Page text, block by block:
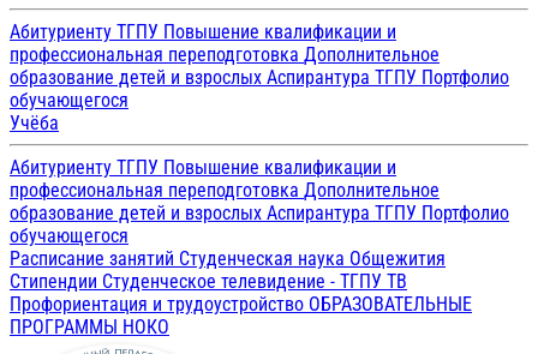
Абитуриенту ТГПУ Повышение квалификации и
профессиональная переподготовка Дополнительное
образование детей и взрослых Аспирантура ТГПУ Портфолио
обучающегося
Учёба
Абитуриенту ТГПУ Повышение квалификации и
профессиональная переподготовка Дополнительное
образование детей и взрослых Аспирантура ТГПУ Портфолио
обучающегося
Расписание занятий Студенческая наука Общежития
Стипендии Студенческое телевидение - ТГПУ ТВ
Профориентация и трудоустройство ОБРАЗОВАТЕЛЬНЫЕ
ПРОГРАММЫ НОКО